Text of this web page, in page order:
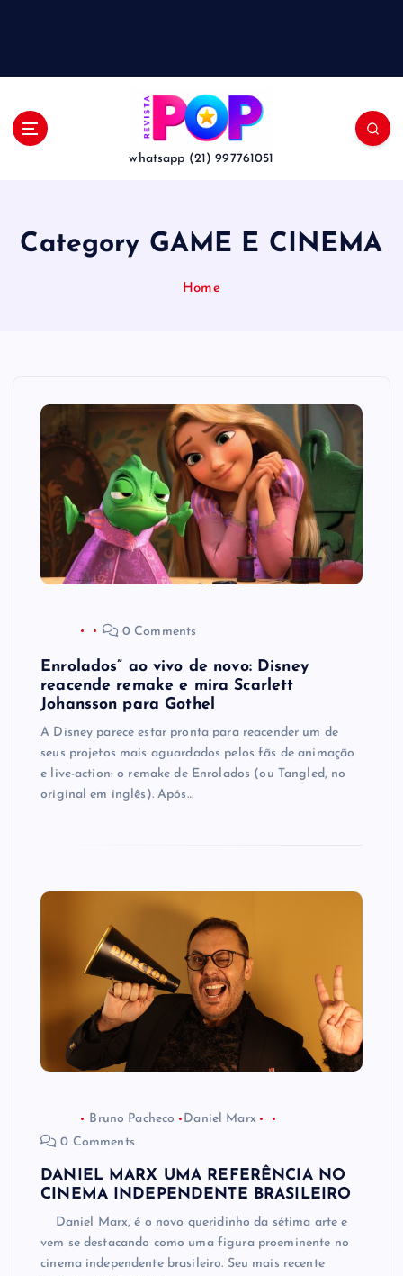
whatsapp (21) 997761051
Category GAME E CINEMA
Home
0 Comments
Enrolados” ao vivo de novo: Disney
reacende remake e mira Scarlett
Johansson para Gothel
A Disney parece estar pronta para reacender um de
seus projetos mais aguardados pelos fãs de animação
e live-action: o remake de Enrolados (ou Tangled, no
original em inglês). Após…
Bruno Pacheco
Daniel Marx
0 Comments
DANIEL MARX UMA REFERÊNCIA NO
CINEMA INDEPENDENTE BRASILEIRO
Daniel Marx, é o novo queridinho da sétima arte e
vem se destacando como uma figura proeminente no
cinema independente brasileiro. Seu mais recente